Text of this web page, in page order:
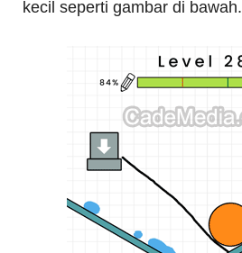
kecil seperti gambar di bawah.